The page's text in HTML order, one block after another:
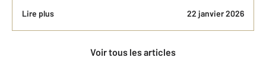
Lire plus 22 janvier 2026
Voir tous les articles